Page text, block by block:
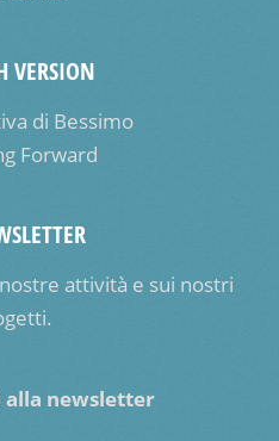
VERSION
di Bessimo
Forward
attività e sui nostri
newsletter